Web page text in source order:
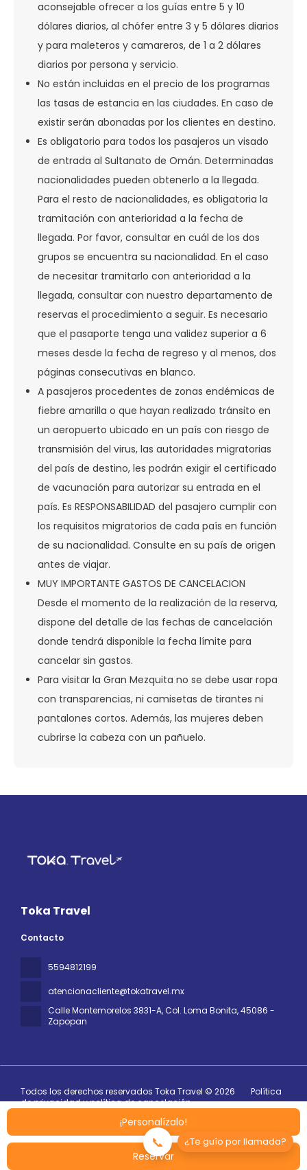
📞 ¿Te guío por llamada?
¡Personalízalo!
Reservar
aconsejable ofrecer a los guías entre 5 y 10
dólares diarios, al chófer entre 3 y 5 dólares diarios
y para maleteros y camareros, de 1 a 2 dólares
diarios por persona y servicio.
No están incluidas en el precio de los programas
las tasas de estancia en las ciudades. En caso de
existir serán abonadas por los clientes en destino.
Es obligatorio para todos los pasajeros un visado
de entrada al Sultanato de Omán. Determinadas
nacionalidades pueden obtenerlo a la llegada.
Para el resto de nacionalidades, es obligatoria la
tramitación con anterioridad a la fecha de
llegada. Por favor, consultar en cuál de los dos
grupos se encuentra su nacionalidad. En el caso
de necesitar tramitarlo con anterioridad a la
llegada, consultar con nuestro departamento de
reservas el procedimiento a seguir. Es necesario
que el pasaporte tenga una validez superior a 6
meses desde la fecha de regreso y al menos, dos
páginas consecutivas en blanco.
A pasajeros procedentes de zonas endémicas de
fiebre amarilla o que hayan realizado tránsito en
un aeropuerto ubicado en un país con riesgo de
transmisión del virus, las autoridades migratorias
del país de destino, les podrán exigir el certificado
de vacunación para autorizar su entrada en el
país. Es RESPONSABILIDAD del pasajero cumplir con
los requisitos migratorios de cada país en función
de su nacionalidad. Consulte en su país de origen
antes de viajar.
MUY IMPORTANTE GASTOS DE CANCELACION
Desde el momento de la realización de la reserva,
dispone del detalle de las fechas de cancelación
donde tendrá disponible la fecha límite para
cancelar sin gastos.
Para visitar la Gran Mezquita no se debe usar ropa
con transparencias, ni camisetas de tirantes ni
pantalones cortos. Además, las mujeres deben
cubrirse la cabeza con un pañuelo.
Toka Travel
Contacto
5594812199
atencionacliente@tokatravel.mx
Calle Montemorelos 3831-A, Col. Loma Bonita, 45086 -
Zapopan
Todos los derechos reservados Toka Travel © 2026
Política
de privacidad y política de cancelación